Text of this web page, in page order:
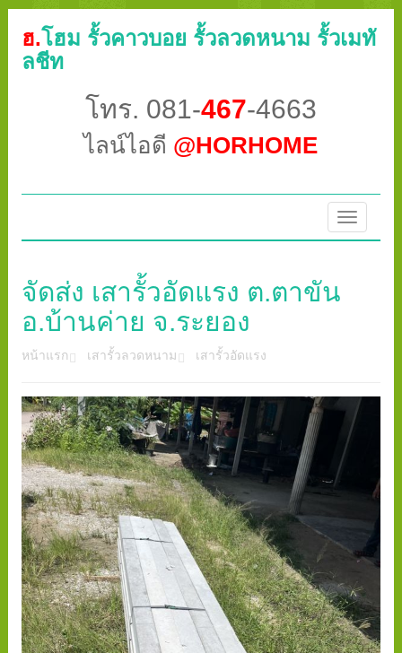
ฮ.โฮม รั้วคาวบอย รั้วลวดหนาม รั้วเมทั
ลชีท
โทร. 081-467-4663
ไลน์ไอดี @HORHOME
Toggle
จัดส่ง เสารั้วอัดแรง ต.ตาขัน
อ.บ้านค่าย จ.ระยอง
หน้าแรก เสารั้วลวดหนาม เสารั้วอัดแรง